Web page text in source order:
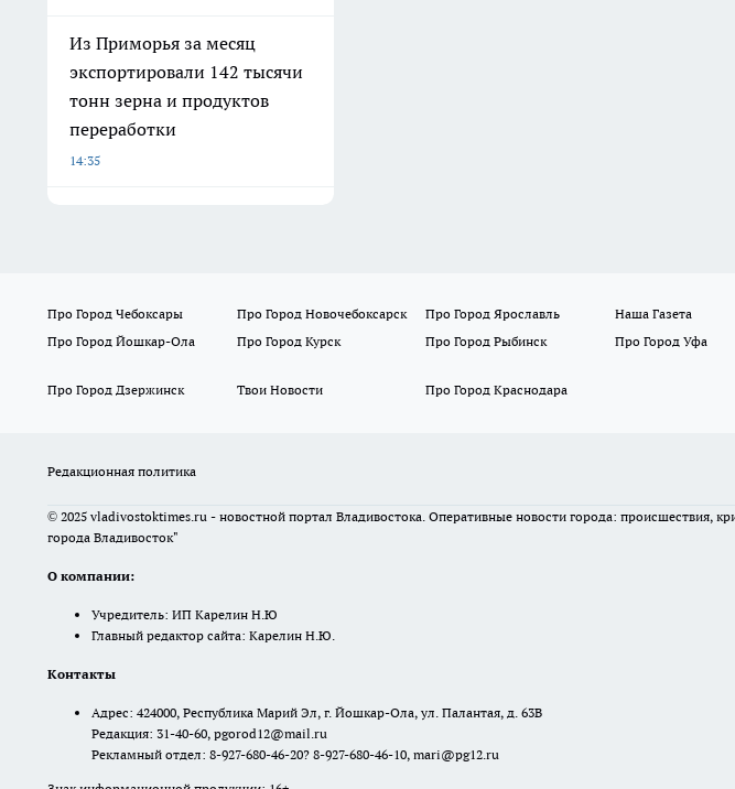
Из Приморья за месяц
экспортировали 142 тысячи
тонн зерна и продуктов
переработки
14:35
Про Город Чебоксары Про Город Новочебоксарск Про Город Ярославль Наша Газета
Про Город Йошкар-Ола
Про Город Курск Про Город Рыбинск Про Город Уфа
Про Город Дзержинск
Твои Новости Про Город Краснодара
Редакционная политика
© 2025 vladivostoktimes.ru - новостной портал Владивостока. Оперативные новости города: происшествия,
города Владивосток"
О компании:
Учредитель: ИП Карелин Н.Ю
Главный редактор сайта: Карелин Н.Ю.
Контакты
Адрес: 424000, Республика Марий Эл, г. Йошкар-Ола, ул. Палантая, д. 63В
Редакция: 31-40-60, pgorod12@mail.ru
Рекламный отдел: 8-927-680-46-20? 8-927-680-46-10, mari@pg12.ru